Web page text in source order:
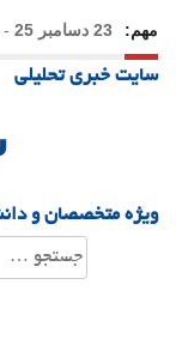
مهم: 23 دسامبر 25 -
21 دسامبر 25
سایت خبری تحلیلی
ویژه متخصصان و
جستجو
برای: